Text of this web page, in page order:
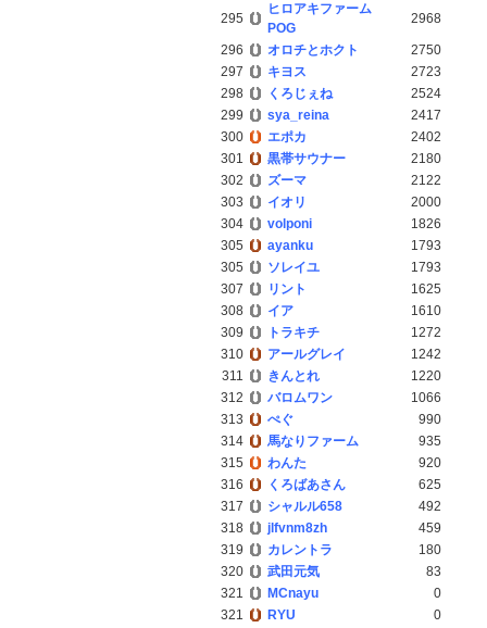
295
ヒロアキファーム
POG
2968
296 オロチとホクト
2750
297
キヨス
2723
298
くろじぇね
2524
299
sya_reina
2417
300
エポカ
2402
301
黒帯サウナー
2180
302
ズーマ
2122
303
イオリ
2000
304
volponi
1826
305
ayanku
1793
305
ソレイユ
1793
307
リント
1625
308
イア
1610
309
トラキチ
1272
310
アールグレイ
1242
311
きんとれ
1220
312
バロムワン
1066
313
ぺぐ
990
314
馬なりファーム
935
315
わんた
920
316
くろばあさん
625
317
シャルル658
492
318
jlfvnm8zh
459
319
カレントラ
180
320
武田元気
83
321
MCnayu
0
321
RYU 0